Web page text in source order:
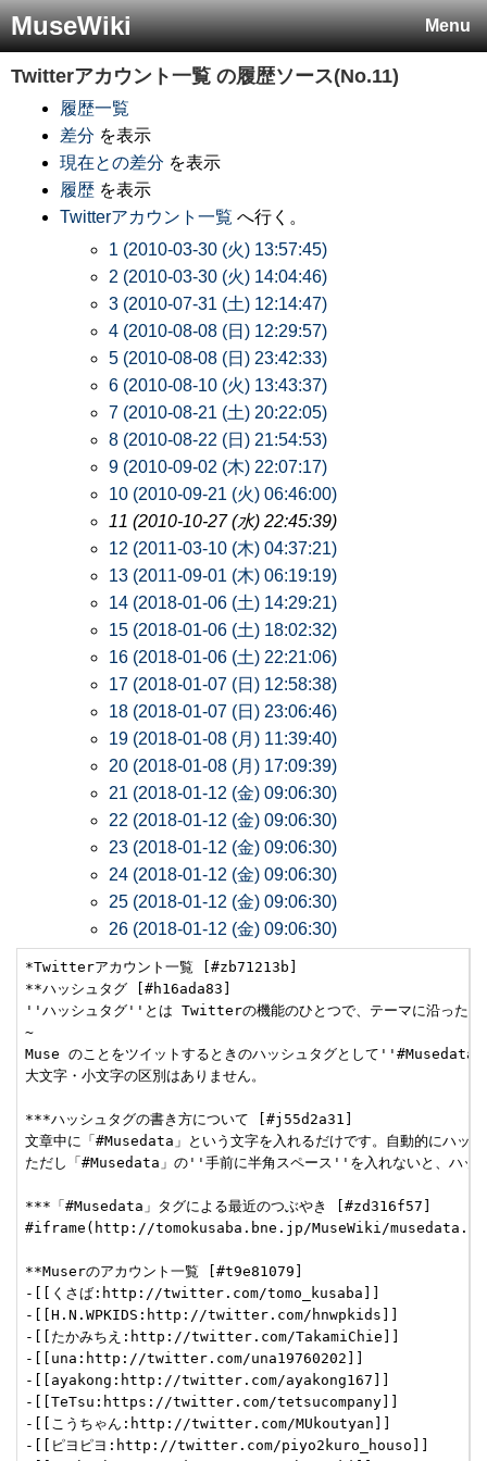
Menu
MuseWiki
Twitterアカウント一覧 の履歴ソース(No.11)
履歴一覧
差分 を表示
現在との差分 を表示
履歴 を表示
Twitterアカウント一覧 へ行く。
1 (2010-03-30 (火) 13:57:45)
2 (2010-03-30 (火) 14:04:46)
3 (2010-07-31 (土) 12:14:47)
4 (2010-08-08 (日) 12:29:57)
5 (2010-08-08 (日) 23:42:33)
6 (2010-08-10 (火) 13:43:37)
7 (2010-08-21 (土) 20:22:05)
8 (2010-08-22 (日) 21:54:53)
9 (2010-09-02 (木) 22:07:17)
10 (2010-09-21 (火) 06:46:00)
11 (2010-10-27 (水) 22:45:39)
12 (2011-03-10 (木) 04:37:21)
13 (2011-09-01 (木) 06:19:19)
14 (2018-01-06 (土) 14:29:21)
15 (2018-01-06 (土) 18:02:32)
16 (2018-01-06 (土) 22:21:06)
17 (2018-01-07 (日) 12:58:38)
18 (2018-01-07 (日) 23:06:46)
19 (2018-01-08 (月) 11:39:40)
20 (2018-01-08 (月) 17:09:39)
21 (2018-01-12 (金) 09:06:30)
22 (2018-01-12 (金) 09:06:30)
23 (2018-01-12 (金) 09:06:30)
24 (2018-01-12 (金) 09:06:30)
25 (2018-01-12 (金) 09:06:30)
26 (2018-01-12 (金) 09:06:30)
*Twitterアカウント一覧 [#zb71213b]
**ハッシュタグ [#h16ada83]
''ハッシュタグ''とは Twitterの機能のひとつで、テーマに沿った発
~
Muse のことをツイットするときのハッシュタグとして
大文字・小文字の区別はありません。
***ハッシュタグの書き方について [#j55d2a31]
文章中に「#Musedata」という文字を入れるだけです。自動的にハッ
ただし「#Musedata」の''手前に半角スペース''を入れないと、ハッ
***「#Musedata」タグによる最近のつぶやき [#zd316f57]
#iframe(http://tomokusaba.bne.jp/MuseWiki/
**Muserのアカウント一覧 [#t9e81079]
-[[くさば:http://twitter.com/tomo_kusaba]]
-[[H.N.WPKIDS:http://twitter.com/hnwpkids]]
-[[たかみちえ:http://twitter.com/TakamiChie]]
-[[una:http://twitter.com/una19760202]]
-[[ayakong:http://twitter.com/ayakong167]]
-[[TeTsu:https://twitter.com/tetsucompany]]
-[[こうちゃん:http://twitter.com/MUkoutyan]]
-[[ピヨピヨ:http://twitter.com/piyo2kuro_houso]]